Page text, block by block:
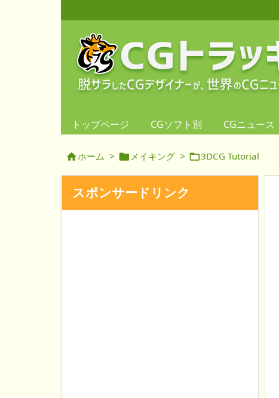
トップページ CGソフト別 CGニュース
ホーム >  メイキング > 3DCG Tutorial
スポンサードリンク